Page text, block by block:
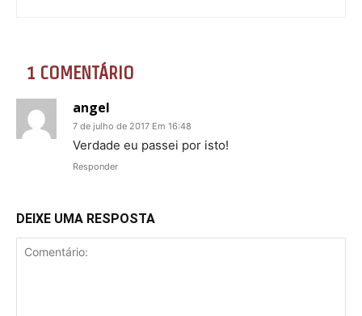
1 COMENTÁRIO
angel
7 de julho de 2017 Em 16:48
Verdade eu passei por isto!
Responder
DEIXE UMA RESPOSTA